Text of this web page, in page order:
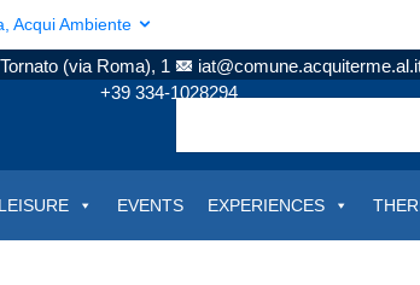
Acqui Ambiente
(via Roma), 1
+39 334-1028294
EVENTS EXPERIENCES